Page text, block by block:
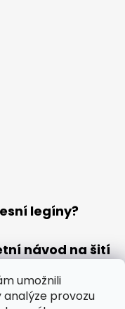
umožnili
provozu
legíny?
návod na šití
návod pro